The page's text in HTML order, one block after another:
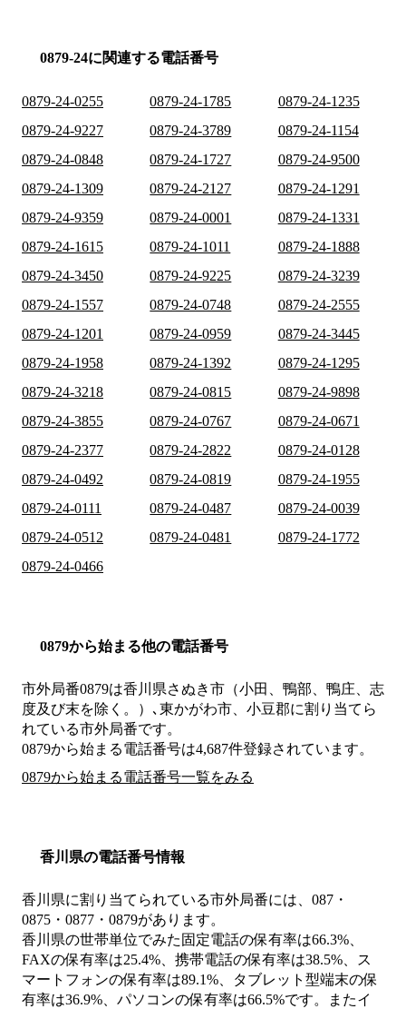
0879-24に関連する電話番号
0879-24-0255 0879-24-1785
0879-24-1235
0879-24-9227
0879-24-3789
0879-24-1154
0879-24-0848
0879-24-1727
0879-24-9500
0879-24-1309
0879-24-2127
0879-24-1291
0879-24-9359
0879-24-0001
0879-24-1331
0879-24-1615
0879-24-1011
0879-24-1888
0879-24-3450
0879-24-9225
0879-24-3239
0879-24-1557
0879-24-0748
0879-24-2555
0879-24-1201
0879-24-0959
0879-24-3445
0879-24-1958
0879-24-1392
0879-24-1295
0879-24-3218
0879-24-0815
0879-24-9898
0879-24-3855
0879-24-0767
0879-24-0671
0879-24-2377
0879-24-2822
0879-24-0128
0879-24-0492
0879-24-0819
0879-24-1955
0879-24-0111
0879-24-0487
0879-24-0039
0879-24-0512
0879-24-0481
0879-24-1772
0879-24-0466
0879から始まる他の電話番号
市外局番0879は香川県さぬき市（小田、鴨部、鴨庄、志
度及び末を除く。）､東かがわ市、小豆郡に割り当てら
れている市外局番です。
0879から始まる電話番号は4,687件登録されています。
0879から始まる電話番号一覧をみる
香川県の電話番号情報
香川県に割り当てられている市外局番には、087・
0875・0877・0879があります。
香川県の世帯単位でみた固定電話の保有率は66.3%、
FAXの保有率は25.4%、携帯電話の保有率は38.5%、ス
マートフォンの保有率は89.1%、タブレット型端末の保
有率は36.9%、パソコンの保有率は66.5%です。またイ